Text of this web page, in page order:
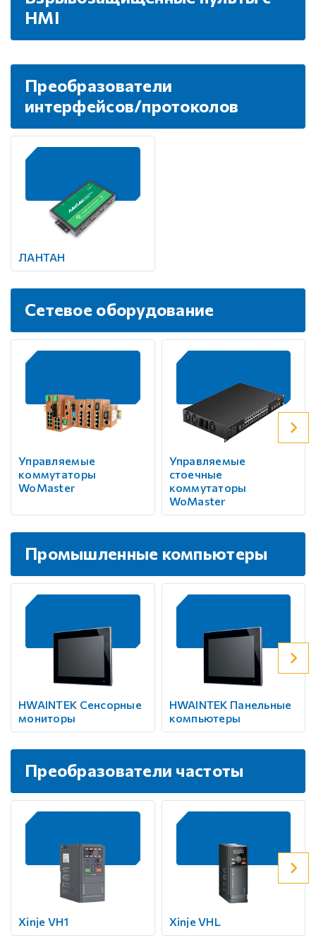
HMI
Преобразователи
интерфейсов/протоколов
ЛАНТАН
Сетевое оборудование
Управляемые
коммутаторы
WoMaster
Управляемые
стоечные
коммутаторы
WoMaster
Промышленные компьютеры
HWAINTEK Сенсорные
мониторы
HWAINTEK Панельные
компьютеры
Преобразователи частоты
Xinje VH1 Xinje VHL